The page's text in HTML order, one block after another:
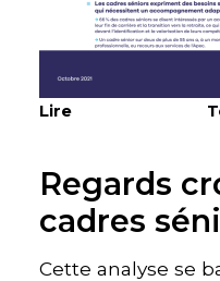
Lire
Regards
cadres
Cette analyse se